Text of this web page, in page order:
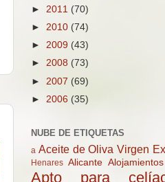
► 2011 (70)
► 2010 (74)
► 2009 (43)
► 2008 (73)
► 2007 (69)
► 2006 (35)
NUBE DE ETIQUETAS
a Aceite de Oliva Virgen
Henares Alicante Alojamientos
Apto para